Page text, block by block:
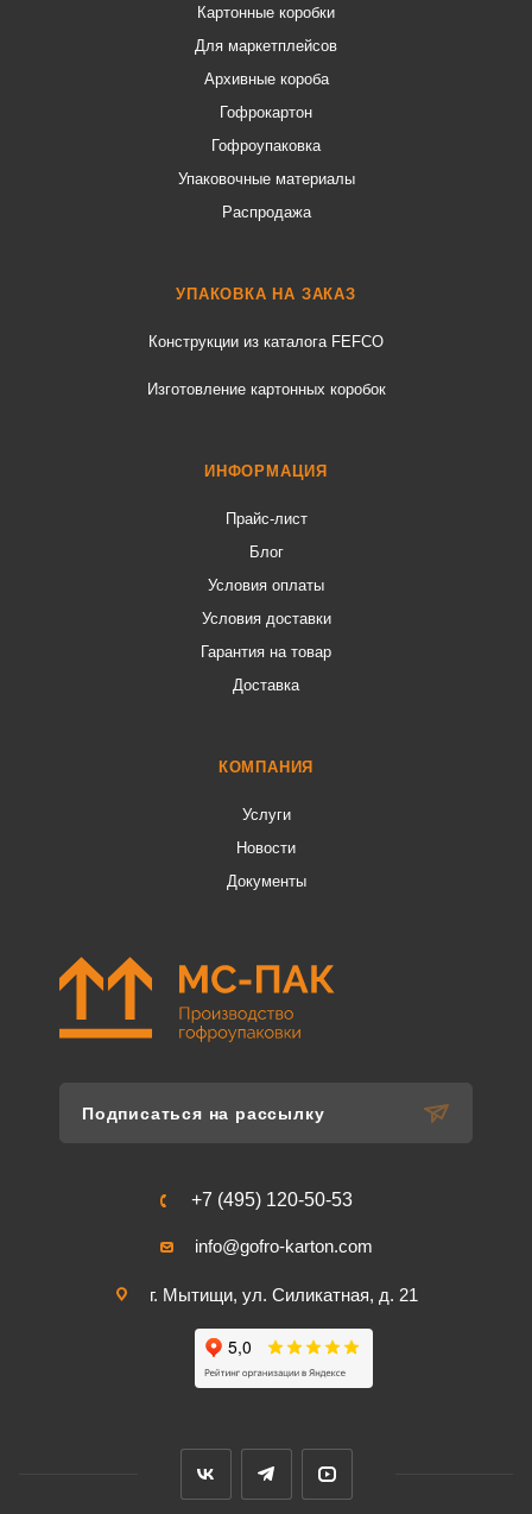
Картонные коробки
Для маркетплейсов
Архивные короба
Гофрокартон
Гофроупаковка
Упаковочные материалы
Распродажа
УПАКОВКА НА ЗАКАЗ
Конструкции из каталога FEFCO
Изготовление картонных коробок
ИНФОРМАЦИЯ
Прайс-лист
Блог
Условия оплаты
Условия доставки
Гарантия на товар
Доставка
КОМПАНИЯ
Услуги
Новости
Документы
Подписаться на рассылку
+7 (495) 120-50-53
info@gofro-karton.com
г. Мытищи, ул. Силикатная, д. 21